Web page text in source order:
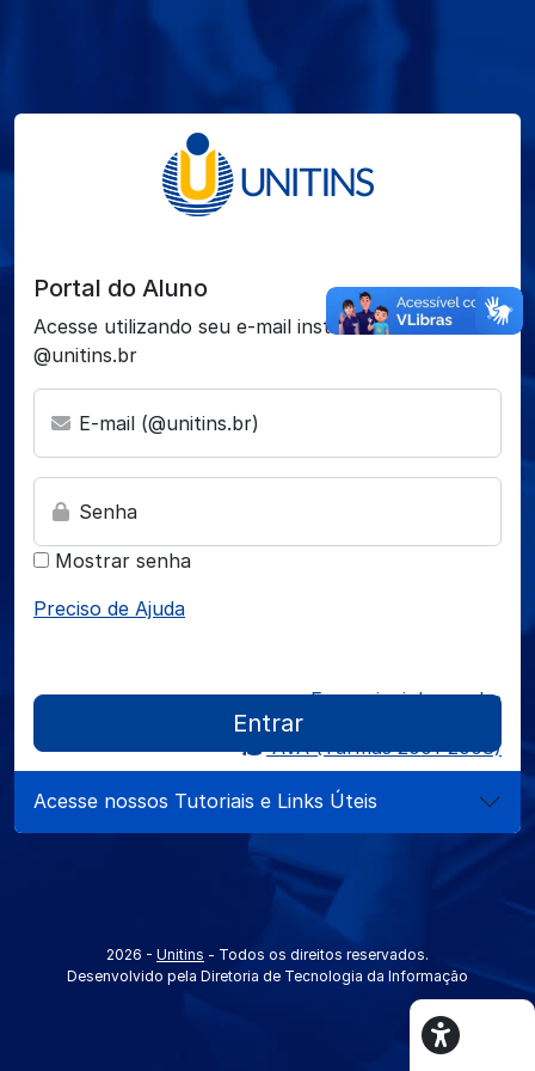
Portal do Aluno
Acesse utilizando seu e-mail institucional
@unitins.br
E-mail (@unitins.br)
Senha
Mostrar senha
Preciso de Ajuda
Esqueci minha senha
AVA (Turmas 2001-2008)
Entrar
Acesse nossos Tutoriais e Links Úteis
2026 - Unitins - Todos os direitos reservados.
Desenvolvido pela Diretoria de Tecnologia da Informação